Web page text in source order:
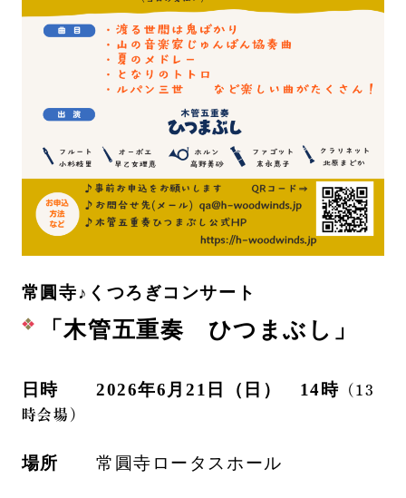
常圓寺♪くつろぎコンサート
「木管五重奏 ひつまぶし」
日時 2026年6月21日（日） 14時 （13
時会場）
場所 常圓寺ロータスホール